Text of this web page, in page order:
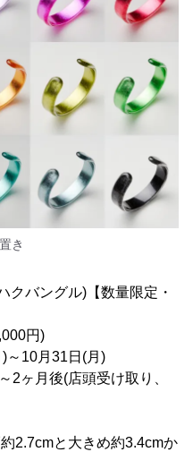
き
クバングル)【数量限定・
円)
～10月31日(月)
後(店頭受け取り、
2.7cmと大きめ約3.4cmか